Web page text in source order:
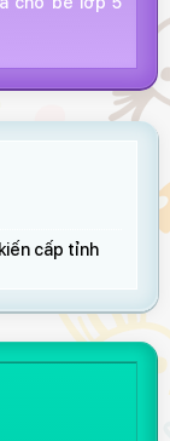
cấp tỉnh